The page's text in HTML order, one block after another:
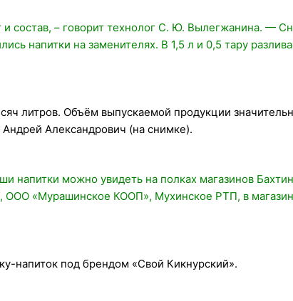
и состав, – говорит технолог С. Ю. Вылегжанина. —
напитки на заменителях. В 1,5 л и 0,5 тару
литров. Объём выпускаемой продукции
Александрович (на снимке).
напитки можно увидеть на полках магазинов
ООО «Мурашинское КООП», Мухинское РТП, в
напиток под брендом «Свой Кикнурский».